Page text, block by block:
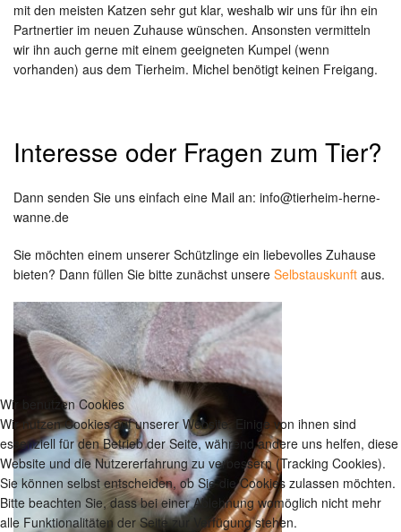
mit den meisten Katzen sehr gut klar, weshalb wir uns für ihn ein
Partnertier im neuen Zuhause wünschen. Ansonsten vermitteln
wir ihn auch gerne mit einem geeigneten Kumpel (wenn
vorhanden) aus dem Tierheim. Michel benötigt keinen Freigang.
Interesse oder Fragen zum Tier?
Dann senden Sie uns einfach eine Mail an: info@tierheim-herne-
wanne.de
Sie möchten einem unserer Schützlinge ein liebevolles Zuhause
bieten? Dann füllen Sie bitte zunächst unsere Selbstauskunft aus.
Wir benutzen Cookies
Wir nutzen Cookies auf unserer Website. Einige von ihnen sind
essenziell für den Betrieb der Seite, während andere uns helfen, diese
Website und die Nutzererfahrung zu verbessern (Tracking Cookies).
Sie können selbst entscheiden, ob Sie die Cookies zulassen möchten.
Bitte beachten Sie, dass bei einer Ablehnung womöglich nicht mehr
alle Funktionalitäten der Seite zur Verfügung stehen.